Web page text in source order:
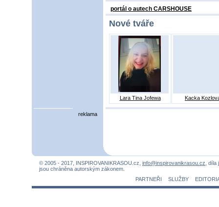
portál o autech CARSHOUSE
Nové tváře
Lara Tina Jofewa Kacka
reklama
© 2005 - 2017, INSPIROVANIKRASOU.cz, info@inspirovanikrasou.cz ,
jsou chráněna autorským zákonem.
PARTNEŘI
SLUŽBY